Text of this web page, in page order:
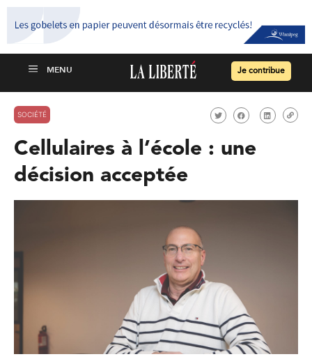
Je contribue
SOCIÉTÉ
Cellulaires à l’école : une
décision acceptée